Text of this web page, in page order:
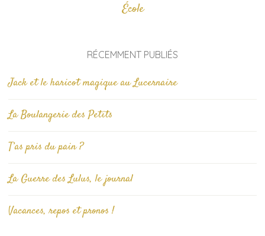
École
RÉCEMMENT PUBLIÉS
Jack et le haricot magique au Lucernaire
La Boulangerie des Petits
T’as pris du pain ?
La Guerre des Lulus, le journal
Vacances, repos et pronos !